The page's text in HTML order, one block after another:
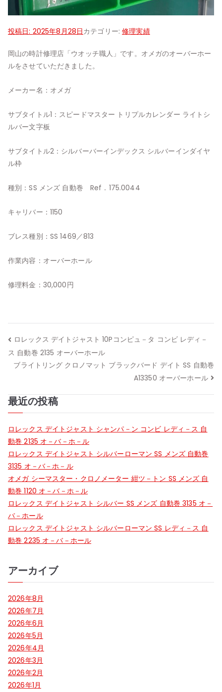
投稿日: 2025年8月28日カテゴリー:修理実績
岡山の時計修理店「ウオッチ職人」です。オメガのオーバーホー
ルをさせていただきました。
メーカー名：オメガ
サブタイトル1：スピードマスター トリプルカレンダー ライトシ
ルバー文字板
サブタイトル2：シルバーバーインデックス シルバーインダイヤ
ル枠
種別：SS メンズ 自動巻 Ref．175.0044
キャリバー：1150
ブレス種別：SS 1469／813
作業内容：オーバーホール
修理料金：30,000円
投
稿
ビ
ゲ
ー
シ
ョ
ン
ロレックス デイトジャスト 10Pコンピュ－タ コンビ レディ－
ス 自動巻 2135 オーバーホール
ブライトリング クロノマット ブラックバード デイト SS 自動巻
A13350 オーバーホール
最近の投稿
ロレックス デイトジャスト シャンパ－ン コンビ レディ－ス 自
動巻 2135 オ－バ－ホ－ル
ロレックス デイトジャスト シルバーローマン SS メンズ 自動巻
3135 オ－バ－ホ－ル
オメガ シーマスター・クロノメーター 紺ツ－トン SS メンズ 自
動巻 1120 オ－バ－ホ－ル
ロレックス デイトジャスト シルバー SS メンズ 自動巻 3135 オ－
バ－ホール
ロレックス デイトジャスト シルバーローマン SS レディ－ス 自
動巻 2235 オ－バ－ホール
アーカイブ
2026年8月
2026年7月
2026年6月
2026年5月
2026年4月
2026年3月
2026年2月
2026年1月